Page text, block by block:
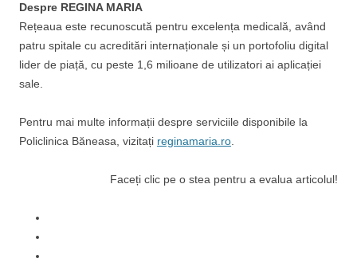
Despre REGINA MARIA
Rețeaua este recunoscută pentru excelența medicală, având
patru spitale cu acreditări internaționale și un portofoliu digital
lider de piață, cu peste 1,6 milioane de utilizatori ai aplicației
sale.
Pentru mai multe informații despre serviciile disponibile la
Policlinica Băneasa, vizitați reginamaria.ro
Faceți clic pe o stea pentru a evalua articolul!